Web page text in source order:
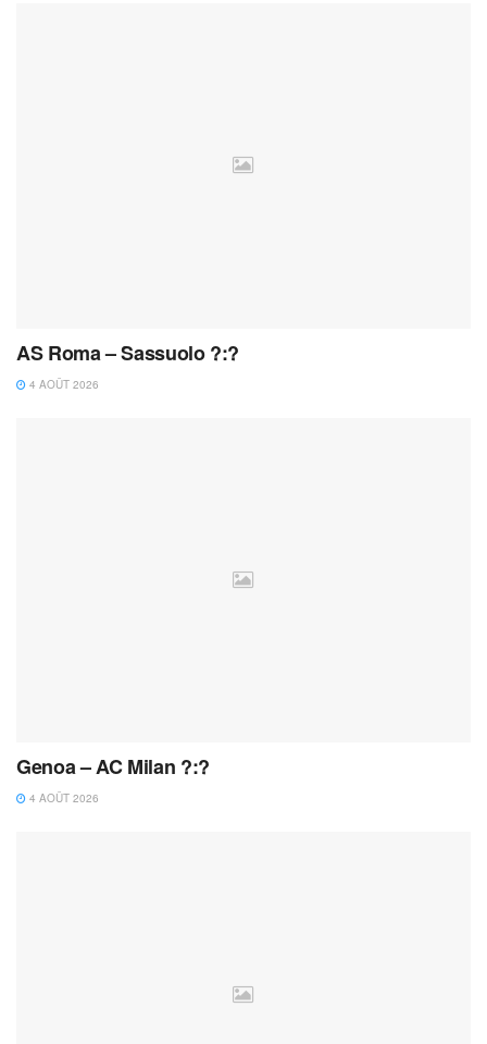
AS Roma – Sassuolo ?:?
4 AOÛT 2026
Genoa – AC Milan ?:?
4 AOÛT 2026